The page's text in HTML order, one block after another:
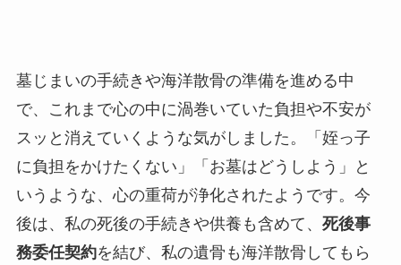
墓じまいの手続きや海洋散骨の準備を進める中
で、これまで心の中に渦巻いていた負担や不安が
スッと消えていくような気がしました。「姪っ子
に負担をかけたくない」「お墓はどうしよう」と
いうような、心の重荷が浄化されたようです。今
後は、私の死後の手続きや供養も含めて、 死後事
務委任契約を結び、私の遺骨も海洋散骨してもら